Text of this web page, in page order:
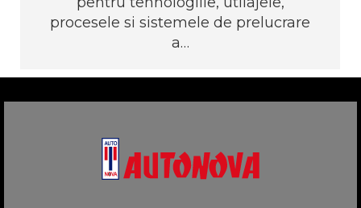
procesele si sistemele de prelucrare
a…